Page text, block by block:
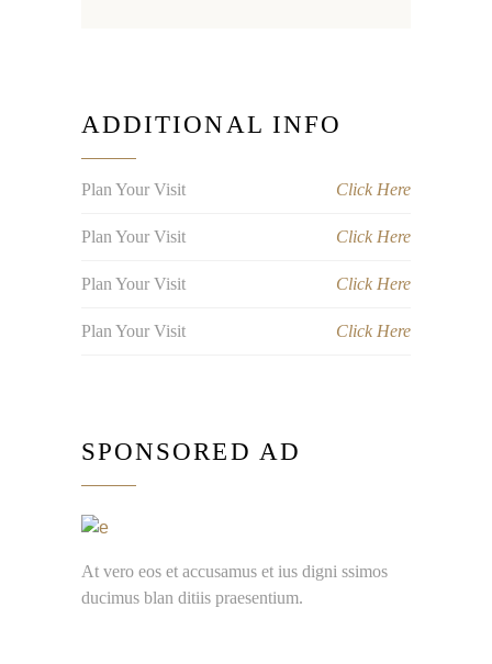
ADDITIONAL INFO
Plan Your Visit Click Here
Plan Your Visit Click Here
Plan Your Visit Click Here
Plan Your Visit Click Here
SPONSORED AD
At vero eos et accusamus et ius digni ssimos
ducimus blan ditiis praesentium.